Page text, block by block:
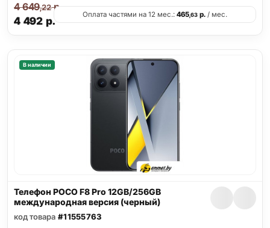
4 492 р.
4 649,22р.
Оплата частями на 12 мес.: 465,63 р. / мес.
В наличии
Телефон POCO F8 Pro 12GB/256GB
международная версия (черный)
код товара #11555763